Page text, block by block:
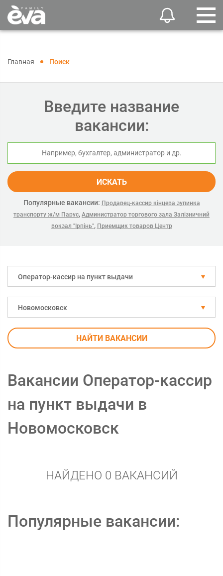
Главная Поиск
Введите название
вакансии:
ИСКАТЬ
Популярные вакансии: Продавец-кассир кінцева зупинка
транспорту ж/м Парус, Администратор торгового зала Залізничний
вокзал "Ірпінь", Приемщик товаров Центр
Оператор-кассир на пункт выдачи
Новомосковск
НАЙТИ ВАКАНСИИ
Вакансии Оператор-кассир
на пункт выдачи в
Новомосковск
НАЙДЕНО 0 ВАКАНСИЙ
Популярные вакансии: